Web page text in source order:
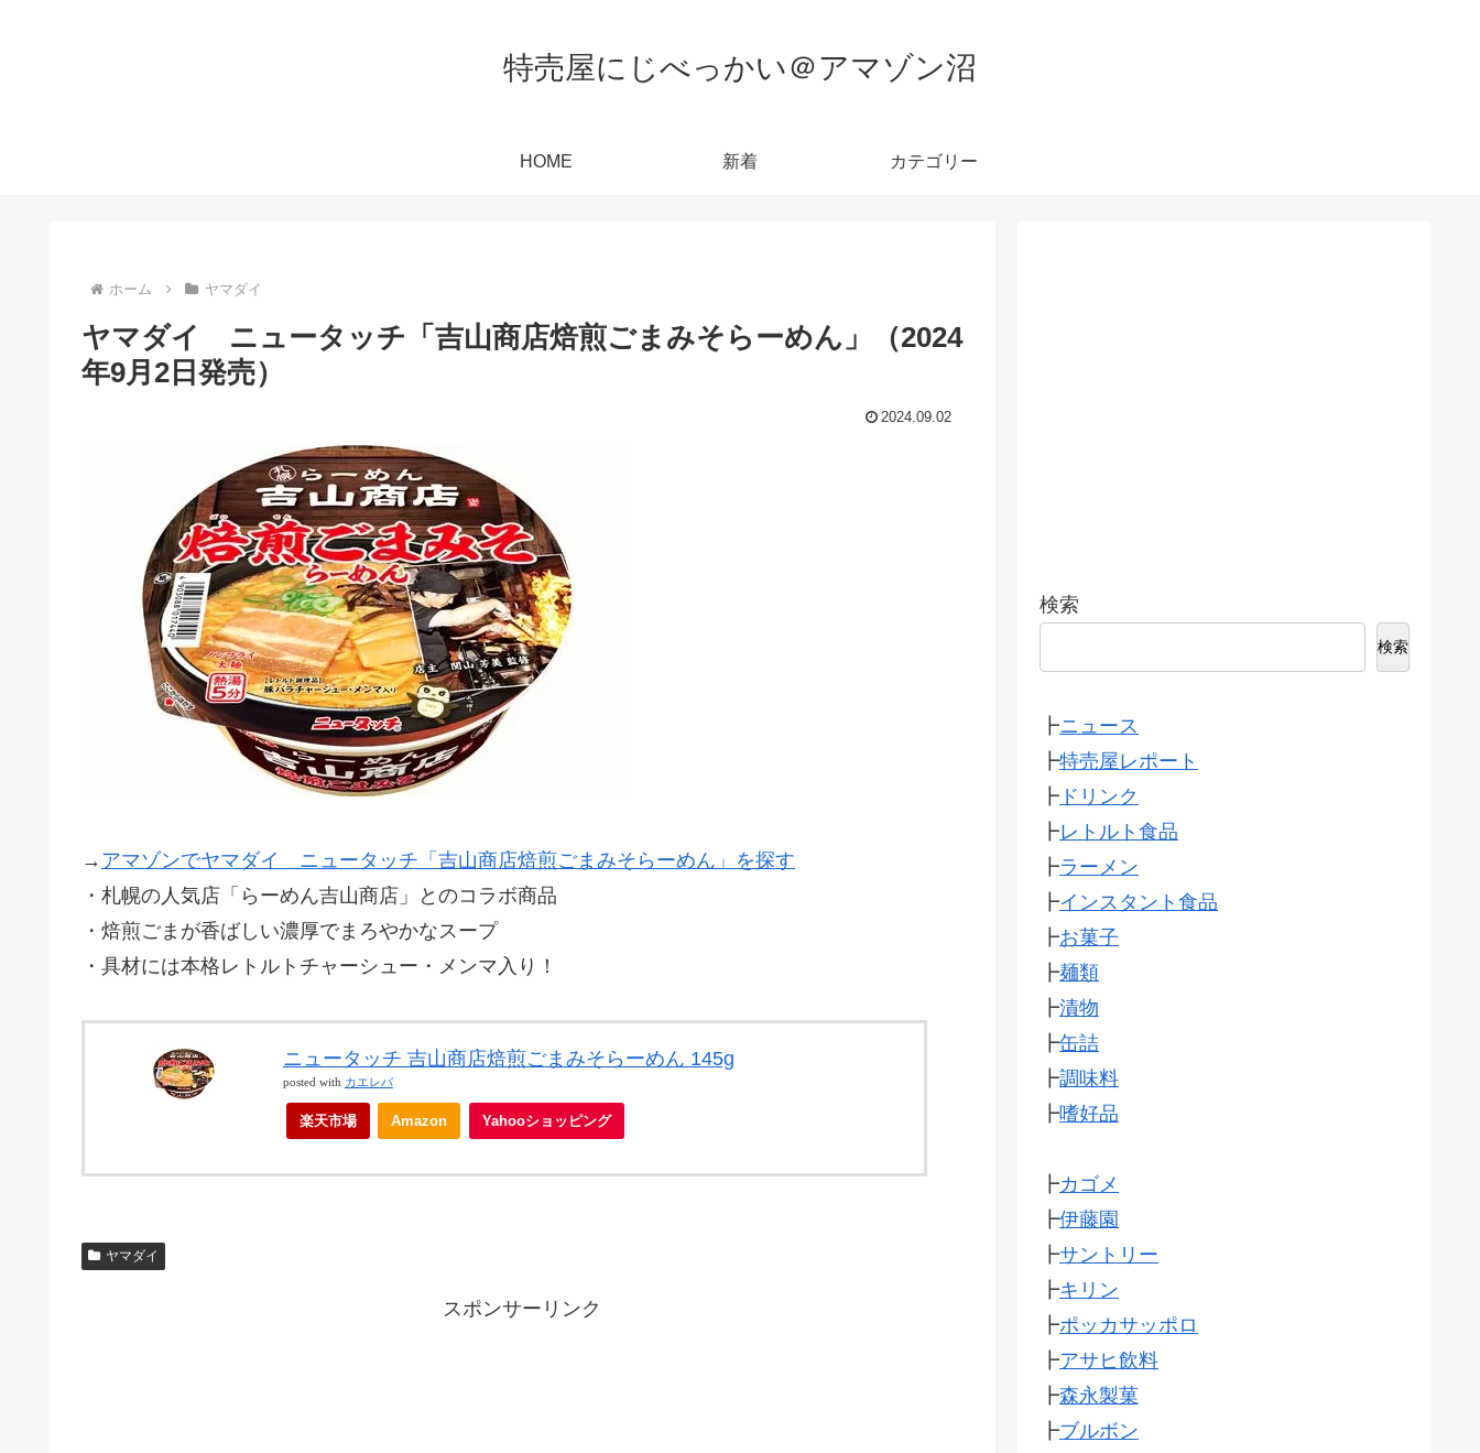
特売屋にじべっかい＠アマゾン沼
HOME 新着 カテゴリー
ホーム ヤマダイ
ヤマダイ ニュータッチ「吉山商店焙煎ごまみそらーめん」（2024
年9月2日発売）
2024.09.02
→ アマゾンでヤマダイ ニュータッチ「吉山商店焙煎ごまみそらーめん」を探す
・札幌の人気店「らーめん吉山商店」とのコラボ商品
・焙煎ごまが香ばしい濃厚でまろやかなスープ
・具材には本格レトルトチャーシュー・メンマ入り！
ニュータッチ 吉山商店焙煎ごまみそらーめん 145g
posted with カエレバ
楽天市場 Amazon Yahooショッピング
ヤマダイ
スポンサーリンク
検索
検索
┣ニュース
┣特売屋レポート
┣ ドリンク
┣レトルト食品
┣ラーメン
┣インスタント食品
┣お菓子
┣麺類
┣漬物
┣缶詰
┣調味料
┣嗜好品
┣カゴメ
┣伊藤園
┣サントリー
┣キリン
┣ポッカサッポロ
┣アサヒ飲料
┣森永製菓
┣ブルボン